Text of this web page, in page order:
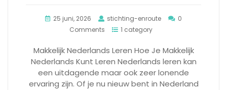
25 juni, 2026 stichting-enroute
0
Comments
1 category
Makkelijk Nederlands Leren Hoe Je Makkelijk
Nederlands Kunt Leren Nederlands leren kan
een uitdagende maar ook zeer lonende
ervaring zijn. Of je nu nieuw bent in Nederland